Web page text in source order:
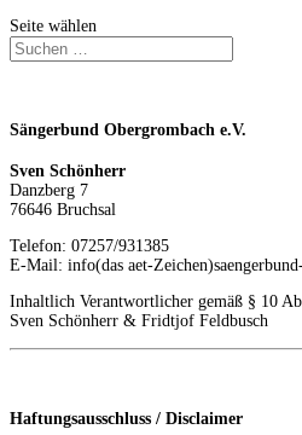
Seite wählen
Sängerbund Obergrombach e.V.
Sven Schönherr
Danzberg 7
76646 Bruchsal
Telefon: 07257/931385
E-Mail: info(das aet-
Inhaltlich Verantwortlicher gemäß § 10
Sven Schönherr & Fridtjof Feldbusch
Haftungsausschluss / Disclaimer